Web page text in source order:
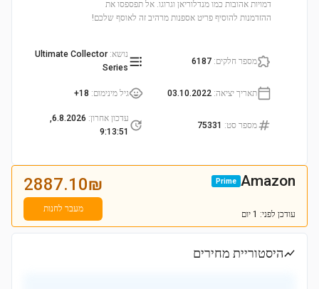
דמויות אהובות כמו מנדלוריאן וגרוגו. אל תפספסו את
ההזדמנות להוסיף פריט אספנות מרהיב זה לאוסף שלכם!
מספר חלקים:
6187
נושא:
Ultimate Collector
Series
תאריך יציאה:
03.10.2022 גיל מינימום:
18+
מספר סט:
75331
עדכון אחרון:
6.8.2026,
9:13:51
Amazon
Prime
עודכן לפני: 1 יום
2887.10₪
מעבר לחנות
היסטוריית מחירים